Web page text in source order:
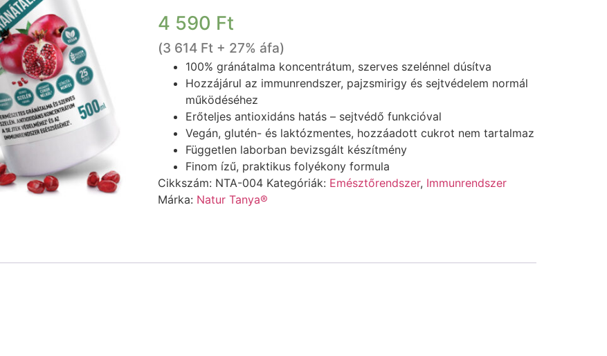
4 590 Ft
(3 614 Ft+ 27% áfa)
100% gránátalma koncentrátum, szerves szelénnel dúsítva
Hozzájárul az immunrendszer, pajzsmirigy és sejtvédelem normál
működéséhez
Erőteljes antioxidáns hatás – sejtvédő funkcióval
Vegán, glutén- és laktózmentes, hozzáadott cukrot nem tartalmaz
Független laborban bevizsgált készítmény
Finom ízű, praktikus folyékony formula
Cikkszám: NTA-004 Kategóriák: Emésztőrendszer, Immunrendszer
Márka: Natur Tanya®